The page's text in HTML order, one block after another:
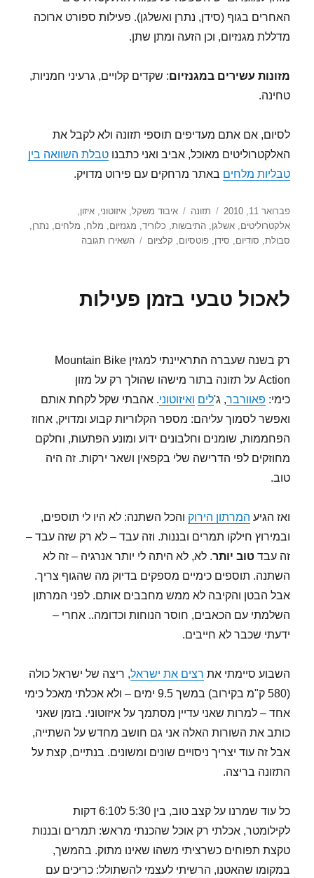
האחרים בגוף (סידן, נתרן ואשלגן). פעילות ספורט ארוכה
מדללת מגנזיום, וכן הזעה ומתן שתן.
מזונות עשירים במגנזיום: שקדים קלויים, גרעיני חמניות,
טחינה.
לסיום, אם אתם מעדיפים תוספי תזונה ולא לקבל את
האלקטרוליטים מאוכל, אביב ואני כתבנוטבלת השוואה בין
טבליות מלחים באתר מרחקים עם פירוט מדויק.
פורסם
בתאריך
פברואר 11, 2010 קטגוריות
תזונה תגיות
איבוד משקל,איזוטוני,איזון,
אלקטרוליטים,אשלגן,התיבשות, כלוריד, מגנזיום, מלח, מלחים, נתרן,
סבולת, סודיום, סידן,פוטסיום, קלציום השאירו תגובה
לאכול טבעי בזמן פעילות
רק בשנה שעברה התראיינתי למגזין Mountain Bike
Action על תזונה בתור מישהו שהולך רק על מזון
כימי: פאוורבר, ג'לים ואיזוטוני. אהבתי שקל לקחת אותם
ואפשר לסמוך עליהם: מספר הקלוריות קבוע ומדויק, אחוז
הפחממות, שומנים וחלבונים ידוע ומונע הפתעות, וחלקם
מחוזקים לפי הדרישה שלי בקפאין ושאר ירקות. זה היה
טוב.
ואז הגיע המרתון הירוק והכל השתנה: לא היו לי תוספים,
ובמירוץ חילקו תמרים ובננות. וזה עבד – לא רק שזה עבד –
זה עבדטוב יותר. לא, לא היתה לי יותר אנרגיה – זה לא
השתנה. תוספים כימיים מספקים בדיוק מה שהגוף צריך.
אבל הבטן והקיבה לא ממש מחבבים אותם. לפני המרתון
השלמתי עם הכאבים, חוסר הנוחות וכדומה.. אחרי –
ידעתי שכבר לא חייבים.
השבוע סיימתי את רצים את ישראל, ריצה של ישראל כולה
(580 ק"מ בקירוב) במשך 9.5 ימים – ולא אכלתי מאכל כימי
אחד – למרות שאני עדיין מסתמך על איזוטוני. בזמן שאני
כותב את השורות האלה אני גם חושב מחדש על השתייה,
אבל זה עוד יצריך ניסויים שונים ומשונים. בנתיים, קצת על
התזונה בריצה.
כל עוד שמרנו על קצב טוב, בין 5:30 ל6:10 דקות
לקילומטר, אכלתי רק אוכל שהכנתי מראש: תמרים ובננות
טקצת תפוחים כשרציתי משהו שאינו מתוק. בהמשך,
במקומו שהאטנו, הרשיתי לעצמי להשתולל: כריכים עם